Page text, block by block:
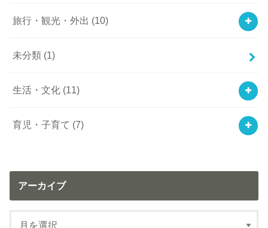
旅行・観光・外出 (10)
未分類 (1)
生活・文化 (11)
育児・子育て (7)
アーカイブ